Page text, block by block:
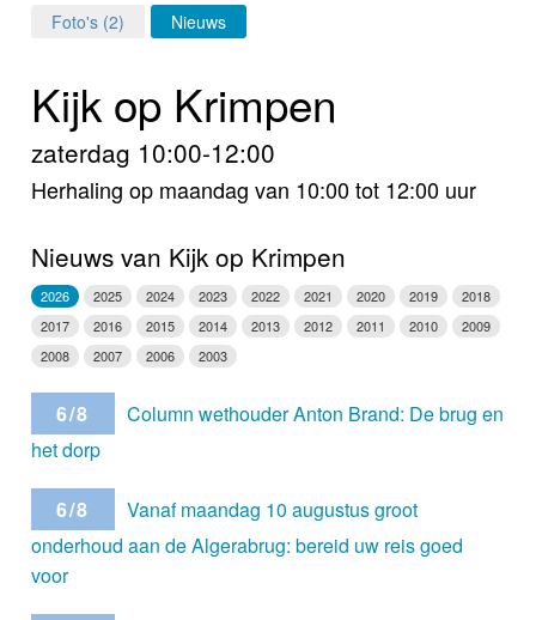
Home
Nieuws
Foto's
Video
Webcam
Info
Foto's (2)
Nieuws
Kijk op Krimpen
zaterdag 10:00-12:00
Herhaling op maandag van 10:00 tot 12:00 uur
Nieuws van Kijk op Krimpen
2026 2025 2024 2023 2022 2021 2020 2019
2018
2017
2016 2015 2014 2013 2012 2011 2010
2009
2008
2007 2006 2003
6/8
Column wethouder Anton Brand: De brug en
het dorp
6/8
Vanaf maandag 10 augustus groot
onderhoud aan de Algerabrug: bereid uw reis goed
voor